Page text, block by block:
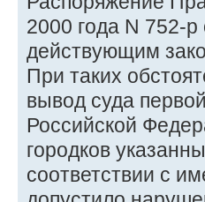
2000 года N 752-
действующим
При таких
вывод суда
Российской
городков
соответствии с